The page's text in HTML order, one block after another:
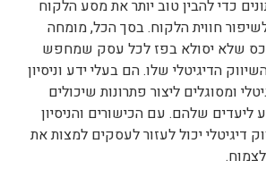
כדי להבין טוב יותר את מסע הלקוח
חווית הלקוח. בסך הכל, מומחה
נכס שלא יסולא בפז לכל עסק שמחפש
הדיגיטלי שלו. הם בעלי ידע וניסיון
ומסוגלים ליצור פתרונות שיכולים
ליעדים שלהם. עם הכישורים והניסיון
דיגיטלי יכול לעזור לעסקים למצות את